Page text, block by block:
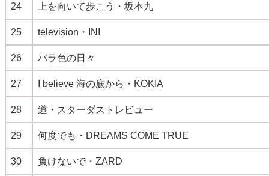
24 上を向いて歩こう・坂本九
25 television・INI
26 バラ色の日々
27 I believe 海の底から・KOKIA
28 道・スターダストレビュー
29 何度でも・DREAMS COME TRUE
30 負けないで・ZARD